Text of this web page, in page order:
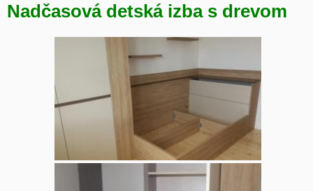
Nadčasová detská izba s drevom